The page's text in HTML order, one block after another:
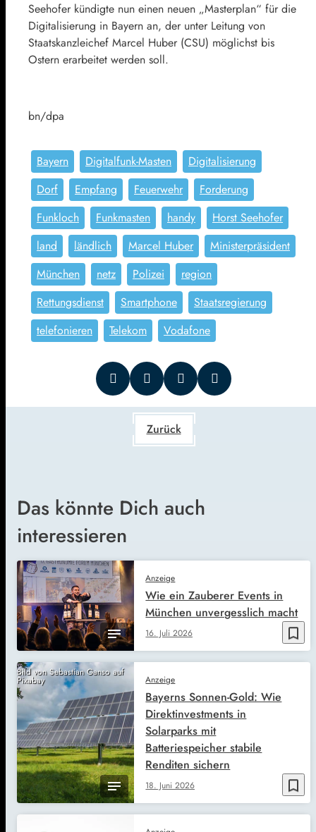
Seehofer kündigte nun einen neuen „Masterplan“ für die
Digitalisierung in Bayern an, der unter Leitung von
Staatskanzleichef Marcel Huber (CSU) möglichst bis
Ostern erarbeitet werden soll.
bn/dpa
Bayern Digitalfunk-Masten
Digitalisierung
Dorf
Empfang Feuerwehr
Forderung
Funkloch
Funkmasten handy
Horst Seehofer
land
ländlich Marcel Huber
Ministerpräsident
München
netz Polizei
region
Rettungsdienst
Smartphone
Staatsregierung
telefonieren
Telekom Vodafone
Zurück
Das könnte Dich auch
interessieren
bookmark_border
Anzeige
16. Juli 2026
Wie ein Zauberer Events in
München unvergesslich macht
Bild von Sebastian Ganso auf
Pixabay
bookmark_border
Anzeige
18. Juni 2026
Bayerns Sonnen-Gold: Wie
Direktinvestments in
Solarparks mit
Batteriespeicher stabile
Renditen sichern